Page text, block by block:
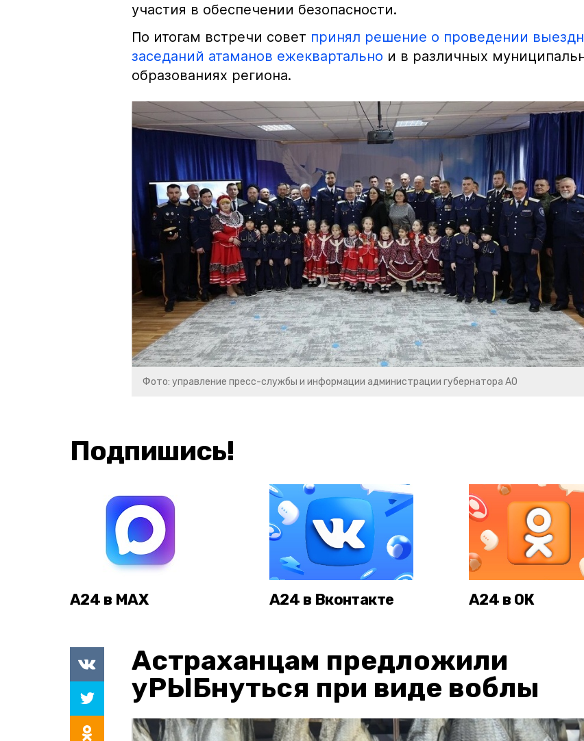
участия в обеспечении безопасности.
По итогам встречи совет принял решение о проведении
заседаний атаманов ежеквартально и в различных
образованиях региона.
Фото: управление пресс-службы и информации администрации губернатора АО
Подпишись!
А24 в MAX А24 в Вконтакте А24 в ОК
Астраханцам предложили
уРЫБнуться при виде воблы